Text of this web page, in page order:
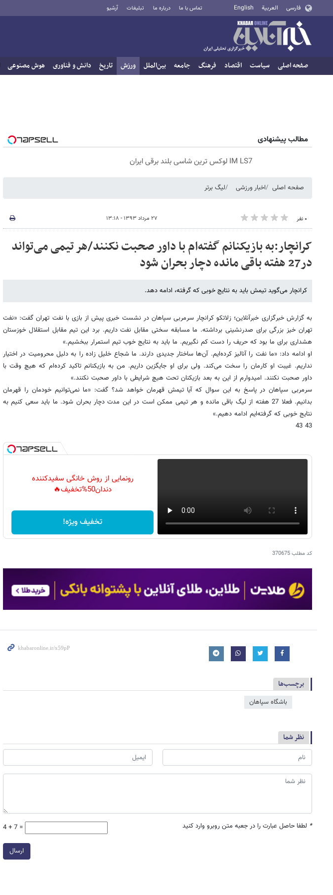
فارسی العربية English تماس با ما درباره ما تبلیغات آرشیو
صفحه اصلی سیاست اقتصاد فرهنگ جامعه بین‌الملل ورزش تاریخ دانش و فناوری هوش مصنوعی
مطالب پیشنهادی
IM LS7 لوکس ترین شاسی بلند برقی ایران
صفحه اصلی اخبار ورزشی لیگ برتر
۰ نفر ۲۷ مرداد ۱۳۹۳ - ۱۳:۱۸
کرانچار:به بازیکنانم گفته‌ام با داور صحبت نکنند/هر تیمی می‌تواند
در27 هفته باقی مانده دچار بحران شود
کرانچار می‌گوید تیمش باید به نتایج خوبی که گرفته، ادامه دهد.
به گزارش خبرگزاری خبرآنلاین؛ زلاتكو كرانچار سرمربی سپاهان در نشست خبری پیش از بازی با نفت تهران گفت: «نفت
تهران خیز بزرگی برای صدرنشینی برداشته. ما مسابقه سختی مقابل نفت داریم. برد این تیم مقابل استقلال خوزستان
هشداری برای ما بود كه حریف را دست كم نگیریم. ما باید به نتایج خوب تیم استمرار ببخشیم.»
او ادامه داد: «ما نفت را آنالیز كرده‌ایم. آن‌ها ساختار جدیدی دارند. ما شجاع خلیل زاده را به دلیل محرومیت در اختیار
نداریم. غیبت او كارمان را سخت می‌كند. ولی برای او جایگزین داریم. من به بازیكنانم تاكید كرده‌ام كه هیچ وقت با
داور صحبت نكنند. امیدوارم از این به بعد بازیكنان تحت هیچ شرایطی با داور صحبت نكنند.»
سرمربی سپاهان در پاسخ به این سوال كه آیا تیمش قهرمان خواهد شد؟ گفت: «ما نمی‌توانیم خودمان را قهرمان
بدانیم. فعلا 27 هفته از لیگ باقی مانده و هر تیمی ممكن است در این مدت دچار بحران شود. ما باید سعی كنیم به
نتایج خوبی كه گرفته‌ایم ادامه دهیم.»
43 43
رونمایی از روش خانگی سفیدکننده
دندان50%تخفیف🔥
تخفیف ویژه!
کد مطلب370675
برچسب‌ها
باشگاه سپاهان
نظر شما
* لطفا حاصل عبارت را در جعبه متن روبرو وارد کنید 4 + 7 =
ارسال